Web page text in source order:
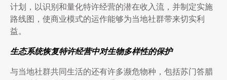
计划，以识别和量化特许经营的潜在收入流，并制定实施
路线图，使商业模式的运作能够为当地社群带来切实利
益。
生态系统恢复特许经营中对生物多样性的保护
与当地社群共同生活的还有许多濒危物种，包括苏门答腊